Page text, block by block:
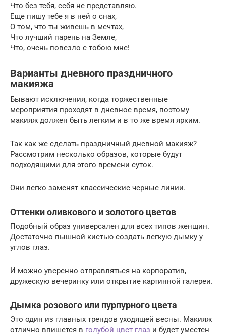
Что без тебя, себя не представляю.
Еще пишу тебе я в ней о снах,
О том, что ты живешь в мечтах,
Что лучший парень на Земле,
Что, очень повезло с тобою мне!
Варианты дневного праздничного
макияжа
Бывают исключения, когда торжественные
мероприятия проходят в дневное время, поэтому
макияж должен быть легким и в то же время ярким.
Так как же сделать праздничный дневной макияж?
Рассмотрим несколько образов, которые будут
подходящими для этого времени суток.
Они легко заменят классические черные линии.
Оттенки оливкового и золотого цветов
Подобный образ универсален для всех типов женщин.
Достаточно пышной кистью создать легкую дымку у
углов глаз.
И можно уверенно отправляться на корпоратив,
дружескую вечеринку или открытие картинной галереи.
Дымка розового или пурпурного цвета
Это один из главных трендов уходящей весны. Макияж
отлично впишется в голубой цвет глаз и будет уместен